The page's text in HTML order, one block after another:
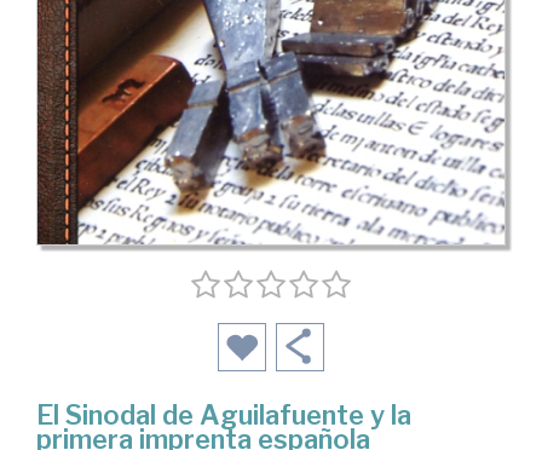
El Sinodal de Aguilafuente y la
primera imprenta española